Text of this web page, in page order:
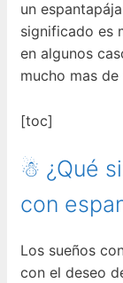
un
significado es
en algunos
mucho mas
[toc]
☃ ¿Qué
con
Los sueños
con el deseo